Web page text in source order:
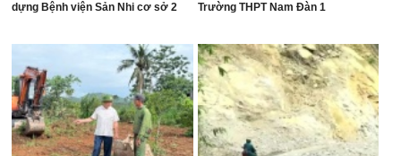
dựng Bệnh viện Sản Nhi cơ sở 2
Trường THPT Nam Đàn 1